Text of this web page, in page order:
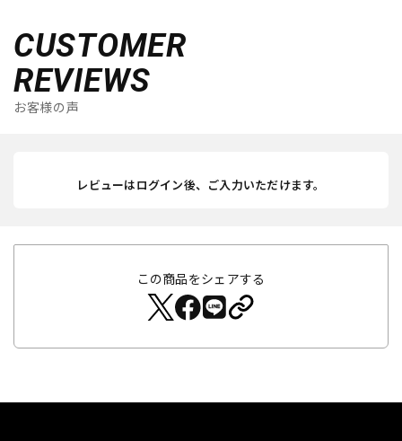
CUSTOMER
REVIEWS
お客様の声
レビューはログイン後、ご入力いただけます。
この商品をシェアする